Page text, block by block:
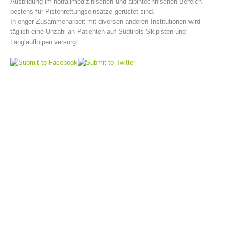
bestens für Pistenrettungseinsätze gerüstet sind.
In enger Zusammenarbeit mit diversen anderen Institutionen wird
täglich eine Unzahl an Patienten auf Südtirols Skipisten und
Langlaufloipen versorgt.